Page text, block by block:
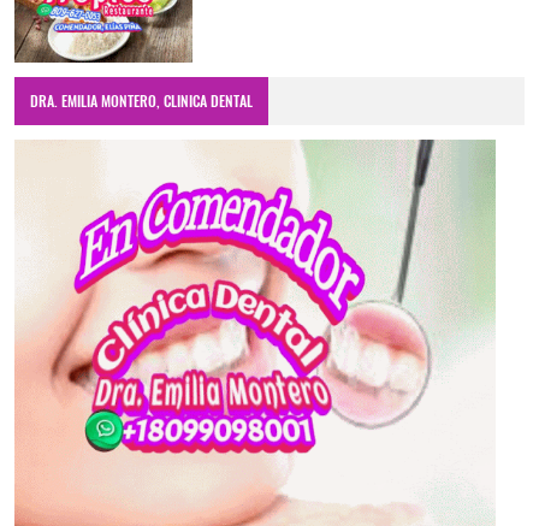
DRA. EMILIA MONTERO, CLINICA DENTAL